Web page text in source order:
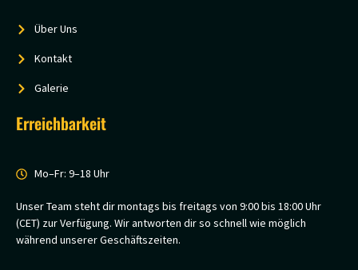
Über Uns
Kontakt
Galerie
Erreichbarkeit
Mo–Fr: 9–18 Uhr
Unser Team steht dir montags bis freitags von 9:00 bis 18:00 Uhr
(CET) zur Verfügung. Wir antworten dir so schnell wie möglich
während unserer Geschäftszeiten.